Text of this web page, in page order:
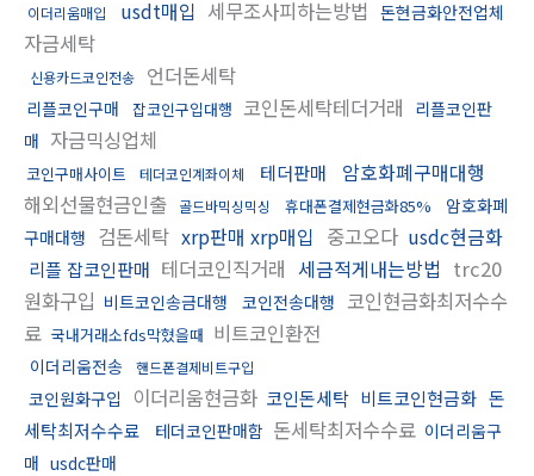
이더리움매입 usdt매입 세무조사피하는방법 돈현금화안전업체
자금세탁
신용카드코인전송 언더돈세탁
리플코인구매 잡코인구입대행 코인돈세탁테더거래 리플코인판
매 자금믹싱업체
코인구매사이트 테더코인계좌이체 테더판매
암호화폐구매대행
해외선물현금인출
골드바믹싱믹싱 휴대폰결제현금화85%
암호화폐
구매대행 검돈세탁 xrp판매 xrp매입 중고오다 usdc현금화
리플 잡코인판매 테더코인직거래 세금적게내는방법 trc20
원화구입 비트코인송금대행 코인전송대행 코인현금화최저수수
료 국내거래소fds막혔을때 비트코인환전
이더리움전송 핸드폰결제비트구입
코인원화구입 이더리움현금화 코인돈세탁 비트코인현금화 돈
세탁최저수수료
테더코인판매함 돈세탁최저수수료 이더리움구
매 usdc판매